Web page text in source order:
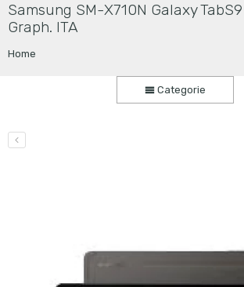
Samsung SM-X710N Galaxy TabS9
Graph. ITA
Home
Categorie